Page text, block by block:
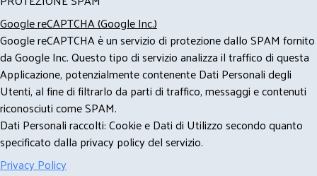
Google reCAPTCHA (Google Inc.)
Google reCAPTCHA è un servizio di protezione dallo SPAM fornito
da Google Inc. Questo tipo di servizio analizza il traffico di questa
Applicazione, potenzialmente contenente Dati Personali degli
Utenti, al fine di filtrarlo da parti di traffico, messaggi e contenuti
riconosciuti come SPAM.
Dati Personali raccolti: Cookie e Dati di Utilizzo secondo quanto
specificato dalla privacy policy del servizio.
Privacy Policy